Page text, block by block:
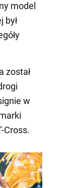
model
był
został
w
Cross.